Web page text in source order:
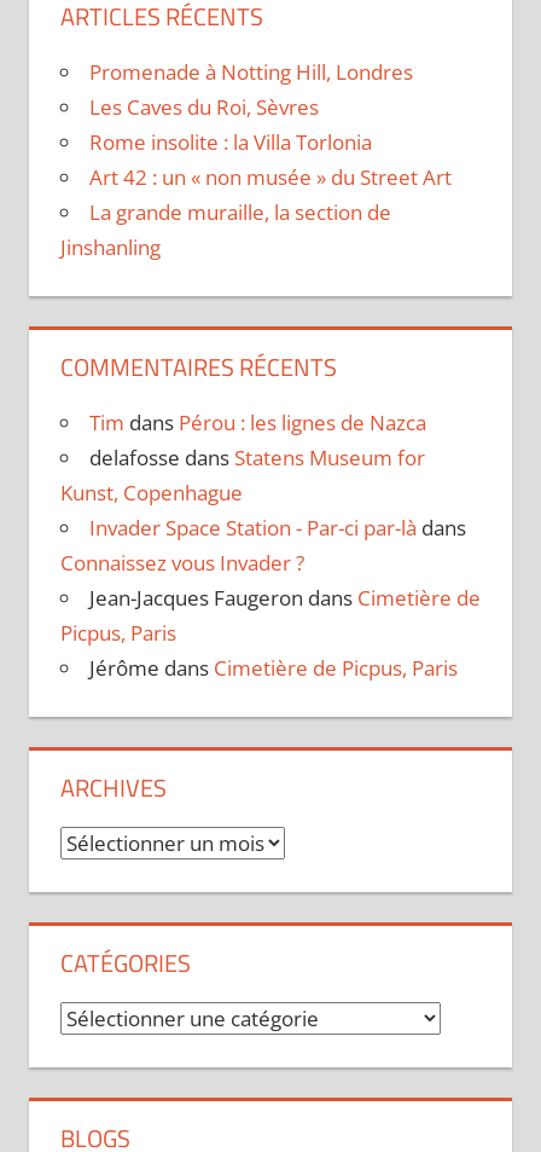
ARTICLES RÉCENTS
Promenade à Notting Hill, Londres
Les Caves du Roi, Sèvres
Rome insolite : la Villa Torlonia
Art 42 : un « non musée » du Street Art
La grande muraille, la section de
Jinshanling
COMMENTAIRES RÉCENTS
Tim dans Pérou : les lignes de Nazca
delafosse dans Statens Museum for
Kunst, Copenhague
Invader Space Station - Par-ci par-là dans
Connaissez vous Invader ?
Jean-Jacques Faugeron dans Cimetière de
Picpus, Paris
Jérôme dans Cimetière de Picpus, Paris
ARCHIVES
Archives
CATÉGORIES
Catégories
BLOGS